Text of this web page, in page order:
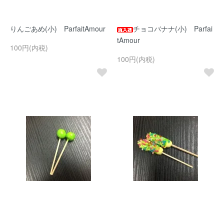
りんごあめ(小) ParfaitAmour
100円(内税)
チョコバナナ(小) Parfai
tAmour
100円(内税)